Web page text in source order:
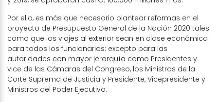
Por ello, es más que necesario plantear reformas en el
proyecto de Presupuesto General de la Nación 2020 tales
como que los viajes al exterior sean en clase económica
para todos los funcionarios; excepto para las
autoridades con mayor jerarquía como Presidentes y
vice de las Cámaras del Congreso, los Ministros de la
Corte Suprema de Justicia y Presidente, Vicepresidente y
Ministros del Poder Ejecutivo.